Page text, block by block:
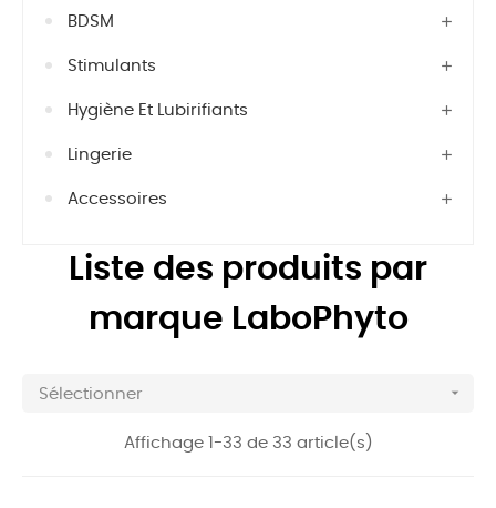
BDSM
Stimulants
Hygiène Et Lubirifiants
Lingerie
Accessoires
Liste des produits par
marque LaboPhyto
Sélectionner 
Affichage 1-33 de 33 article(s)